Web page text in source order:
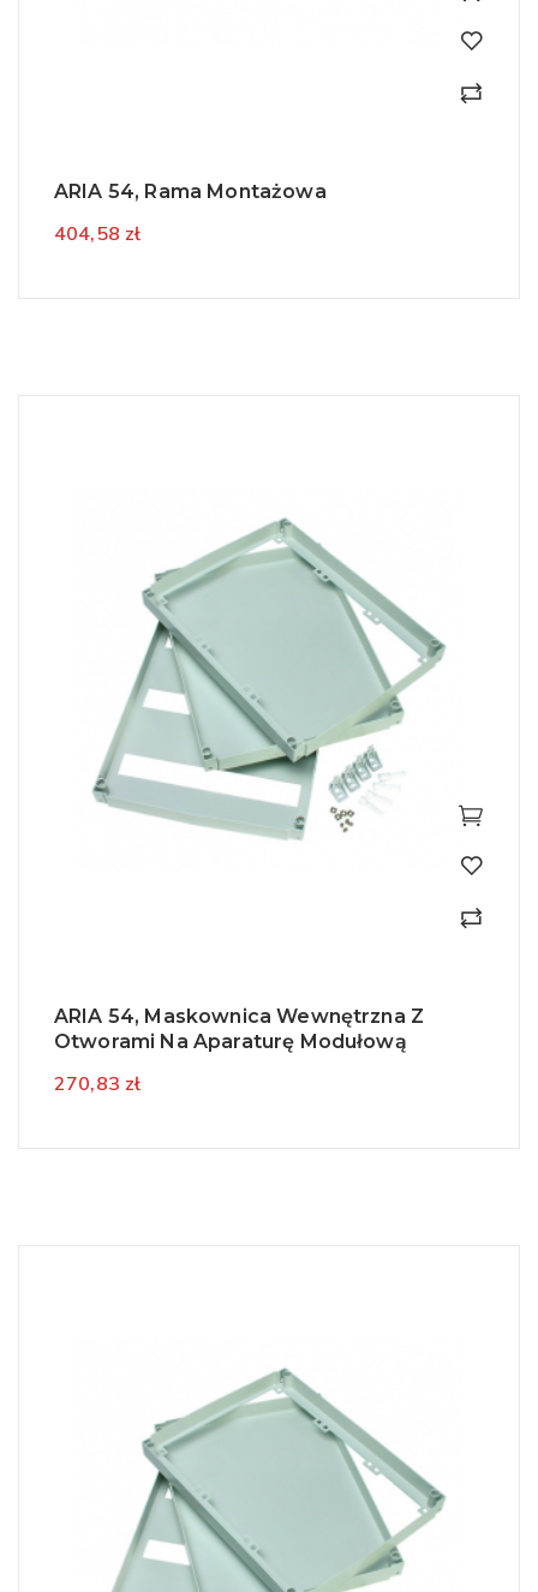
ARIA 54, Rama Montażowa
404,58 zł
ARIA 54, Maskownica Wewnętrzna Z
Otworami Na Aparaturę Modułową
270,83 zł